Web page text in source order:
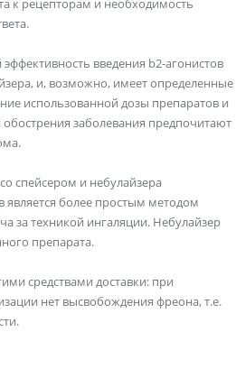
к рецепторам и необходимость
введения b2-агонистов
и, возможно, имеет определенные
использованной дозы препаратов и
заболевания предпочитают
спейсером и небулайзера
является более простым методом
за техникой ингаляции. Небулайзер
препарата.
средствами доставки: при
нет высвобождения фреона, т.е.